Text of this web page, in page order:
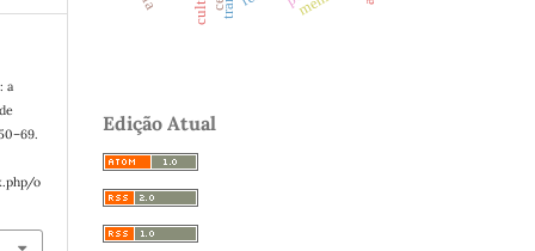
a
o
Edição Atual